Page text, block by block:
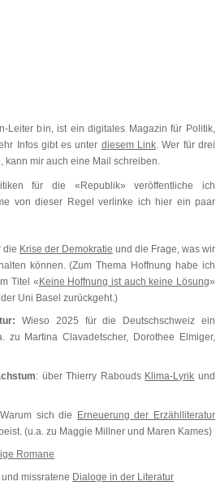
Leiter bin, ist ein digitales Magazin für Politik,
Infos gibt es unter diesem Link. Wer für drei
kann mir auch eine Mail schreiben.
für die «Republik» veröffentliche ich
von dieser Regel verlinke ich hier ein paar
die Krise der Demokratie und die Frage, was wir
können. (Zum Thema Hoffnung habe ich
Titel « Keine Hoffnung ist auch keine Lösung»
Uni Basel zurückgeht.)
Wieso 2025 für die Deutschschweiz ein
zu Martina Clavadetscher, Dorothee Elmiger,
: über Thierry Rabouds Klima-Lyrik und
sich die
Erneuerung der Erzählliteratur
(u.a. zu Maggie Millner und Maren Kames)
Romane
missratene Dialoge in der Literatur